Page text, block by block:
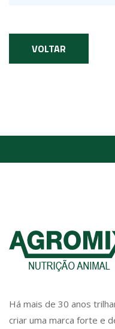
VOLTAR
Há mais de 30 anos
criar uma marca forte e